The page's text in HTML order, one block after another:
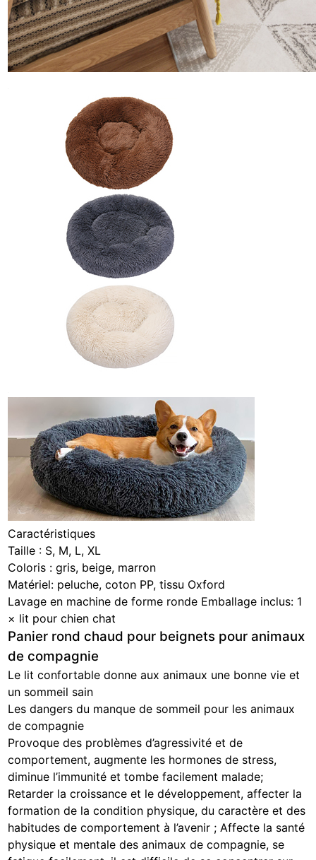
Caractéristiques
Taille : S, M, L, XL
Coloris : gris, beige, marron
Matériel: peluche, coton PP, tissu Oxford
Lavage en machine de forme ronde Emballage inclus: 1
× lit pour chien chat
Panier rond chaud pour beignets pour animaux
de compagnie
Le lit confortable donne aux animaux une bonne vie et
un sommeil sain
Les dangers du manque de sommeil pour les animaux
de compagnie
Provoque des problèmes d’agressivité et de
comportement, augmente les hormones de stress,
diminue l’immunité et tombe facilement malade;
Retarder la croissance et le développement, affecter la
formation de la condition physique, du caractère et des
habitudes de comportement à l’avenir ; Affecte la santé
physique et mentale des animaux de compagnie, se